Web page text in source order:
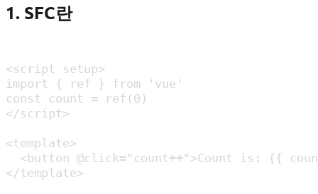
1. SFC란
<script setup>
import { ref } from 'vue'
const count = ref(0)
</script>
<template>
<button @click="count++">Count is: {{
</template>